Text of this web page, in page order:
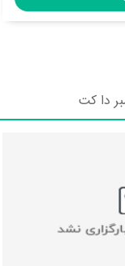
دا کت